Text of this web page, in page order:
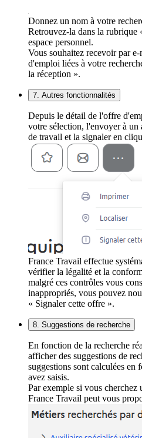
Donnez un nom à votre
Retrouvez-la dans la rubrique
espace personnel.
Vous souhaitez recevoir par
d'emploi liées à votre
la réception ».
7. Autres fonctionnalités
Depuis le détail de l'offre
votre sélection, l'envoyer à
de travail et la signaler en
France Travail effectue
vérifier la légalité et la
malgré ces contrôles vous
inappropriés, vous pouvez
« Signaler cette offre ».
8. Suggestions de recherche
En fonction de la recherche
afficher des suggestions de
suggestions sont calculées en
avez saisis.
Par exemple si vous
France Travail peut vous